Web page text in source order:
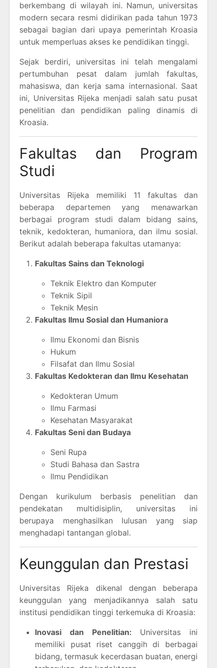
berkembang di wilayah ini. Namun, universitas
modern secara resmi didirikan pada tahun 1973
sebagai bagian dari upaya pemerintah Kroasia
untuk memperluas akses ke pendidikan tinggi.
Sejak berdiri, universitas ini telah mengalami
pertumbuhan pesat dalam jumlah fakultas,
mahasiswa, dan kerja sama internasional. Saat
ini, Universitas Rijeka menjadi salah satu pusat
penelitian dan pendidikan paling dinamis di
Kroasia.
Fakultas dan Program
Studi
Universitas Rijeka memiliki 11 fakultas dan
beberapa departemen yang menawarkan
berbagai program studi dalam bidang sains,
teknik, kedokteran, humaniora, dan ilmu sosial.
Berikut adalah beberapa fakultas utamanya:
Fakultas Sains dan Teknologi
Teknik Elektro dan Komputer
Teknik Sipil
Teknik Mesin
Fakultas Ilmu Sosial dan Humaniora
Ilmu Ekonomi dan Bisnis
Hukum
Filsafat dan Ilmu Sosial
Fakultas Kedokteran dan Ilmu Kesehatan
Kedokteran Umum
Ilmu Farmasi
Kesehatan Masyarakat
Fakultas Seni dan Budaya
Seni Rupa
Studi Bahasa dan Sastra
Ilmu Pendidikan
Dengan kurikulum berbasis penelitian dan
pendekatan multidisiplin, universitas ini
berupaya menghasilkan lulusan yang siap
menghadapi tantangan global.
Keunggulan dan Prestasi
Universitas Rijeka dikenal dengan beberapa
keunggulan yang menjadikannya salah satu
institusi pendidikan tinggi terkemuka di Kroasia:
Inovasi dan Penelitian: Universitas ini
memiliki pusat riset canggih di berbagai
bidang, termasuk kecerdasan buatan, energi